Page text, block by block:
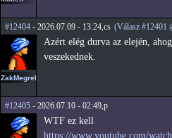
#12404 - 2026.07.09 - 13:24,cs (Válasz #12401
ZakMegrekken
Azért elég durva az elején,
veszekednek.
#12405 - 2026.07.10 - 02:49,p
WTF ez kell
https://www.youtube.com/